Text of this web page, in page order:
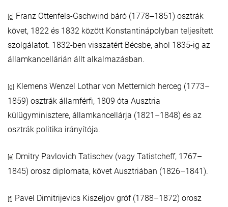
[c] Franz Ottenfels-Gschwind báró (1778‒1851) osztrák
követ, 1822 és 1832 között Konstantinápolyban teljesített
szolgálatot. 1832-ben visszatért Bécsbe, ahol 1835-ig az
államkancellárián állt alkalmazásban.
[d] Klemens Wenzel Lothar von Metternich herceg (1773–
1859) osztrák államférfi, 1809 óta Ausztria
külügyminisztere, államkancellárja (1821–1848) és az
osztrák politika irányítója.
[e] Dmitry Pavlovich Tatischev (vagy Tatistcheff, 1767–
1845) orosz diplomata, követ Ausztriában (1826–1841).
[f] Pavel Dimitrijevics Kiszeljov gróf (1788–1872) orosz